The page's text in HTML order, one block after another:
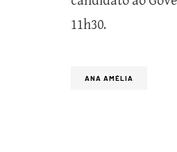
11h30.
ANA AMÉLIA